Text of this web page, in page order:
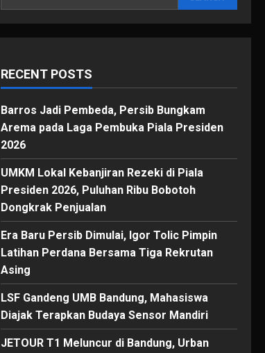
RECENT POSTS
Barros Jadi Pembeda, Persib Bungkam
Arema pada Laga Pembuka Piala Presiden
2026
UMKM Lokal Kebanjiran Rezeki di Piala
Presiden 2026, Puluhan Ribu Bobotoh
Dongkrak Penjualan
Era Baru Persib Dimulai, Igor Tolic Pimpin
Latihan Perdana Bersama Tiga Rekrutan
Asing
LSF Gandeng UMB Bandung, Mahasiswa
Diajak Terapkan Budaya Sensor Mandiri
JETOUR T1 Meluncur di Bandung, Urban